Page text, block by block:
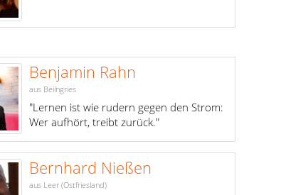
Benjamin Rahn
aus Beilngries
"Lernen ist wie rudern gegen den Strom:
Wer aufhört, treibt zurück."
Bernhard Nießen
aus Leer (Ostfriesland)